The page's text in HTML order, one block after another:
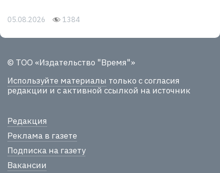
05.08.2026 1384
© ТОО «Издательство "Время"»
Используйте материалы только с согласия
редакции и с активной ссылкой на источник
Редакция
Реклама в газете
Подписка на газету
Вакансии